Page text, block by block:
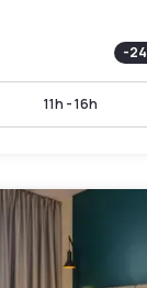
-24
11h - 16h